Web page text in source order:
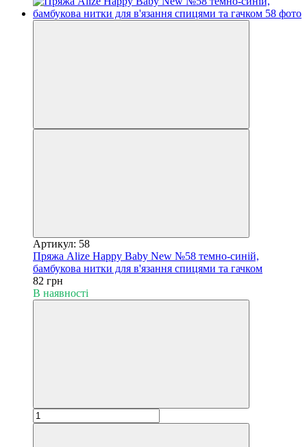
Артикул: 58
Пряжа Alize Happy Baby New №58 темно-синій,
бамбукова нитки для в'язання спицями та гачком
82 грн
В наявності